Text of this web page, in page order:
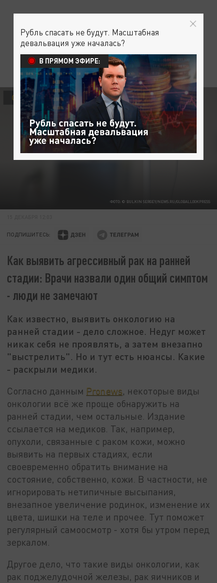
ФОТО: © BULKIN SERGEY/NEWS.RU/GLOBALLOOKPRESS
ОБЩЕСТВО ЗДОРОВЬЕ
ПОДПИШИТЕСЬ:
Как выявить агрессивный рак на ранней
стадии: Врачи назвали один общий симптом
- люди не замечают
Как известно, выявить онкологию на
ранней стадии - дело сложное. Недуг может
никак себя не проявлять, а затем внезапно
"выстрелить". Но и тут есть нюансы. Какие
- раскрыли медики.
Согласно данным Pronews, некоторые виды
онкологии всё же проще обнаружить на
ранней стадии, чем остальные. Издание
ссылается на медиков. Так, например,
опухоли, связанные с раком кожи, можно
выявить на первых стадиях, если
своевременно обратить внимание на
состояние, собственно, кожи. В частности, не
игнорировать нетипичные высыпания,
внезапное увеличение родинок, изменение их
цвета, шишки на теле и прочее. Тут поможет
регулярный самоосмотр - хотя бы утром перед
зеркалом.
Другое дело, что такие виды онкологии, как
рак поджелудочной железы, рак яичников и
Рубль спасать не будут. Масштабная
девальвация уже началась?
В ПРЯМОМ ЭФИРЕ: